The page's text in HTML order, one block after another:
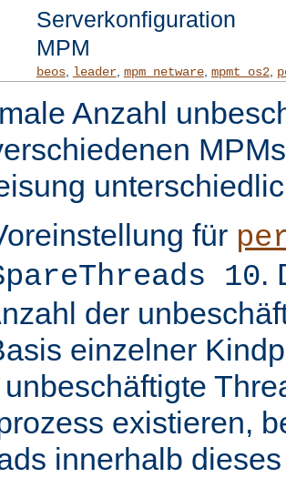
Serverkonfiguration
MPM
beos, leader, mpm_netware, mpmt_os2,
Anzahl
für
10.
der
einzelner
existieren,
innerhalb